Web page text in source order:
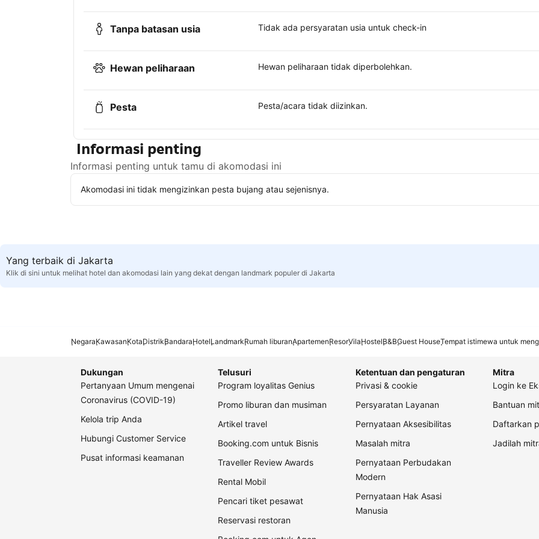
Tanpa batasan usia Tidak ada persyaratan usia untuk check-in
Hewan peliharaan Hewan peliharaan tidak diperbolehkan.
Pesta Pesta/acara tidak diizinkan.
Informasi penting
Informasi penting untuk tamu di akomodasi ini
Akomodasi ini tidak mengizinkan pesta bujang atau sejenisnya.
Yang terbaik di Jakarta
Klik di sini untuk melihat hotel dan akomodasi lain yang dekat dengan landmark populer di Jakarta
NegaraKawasanKotaDistrikBandaraHotelLandmarkRumah liburanApartemenResorVilaHostelB&BGuest HouseTempat istimewa untuk
Dukungan
Pertanyaan Umum mengenai
Coronavirus (COVID-19)
Kelola trip Anda
Hubungi Customer Service
Pusat informasi keamanan
Telusuri
Program loyalitas Genius
Promo liburan dan musiman
Artikel travel
Booking.com untuk Bisnis
Traveller Review Awards
Rental Mobil
Pencari tiket pesawat
Reservasi restoran
Ketentuan dan pengaturan
Privasi & cookie
Persyaratan Layanan
Pernyataan Aksesibilitas
Masalah mitra
Pernyataan Perbudakan
Modern
Pernyataan Hak Asasi
Manusia
Mitra
Login ke
Bantuan
Daftarkan
Jadilah